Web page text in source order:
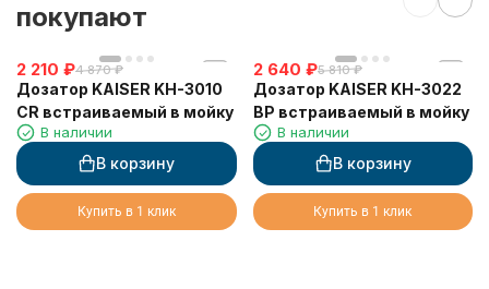
покупают
2 210 ₽4 870 ₽
Дозатор KAISER KH-3010
CR встраиваемый в мойку
В наличии
В корзину
Купить в 1 клик
2 640 ₽5 810 ₽
Дозатор KAISER KH-3022
BP встраиваемый в мойку
В наличии
В корзину
Купить в 1 клик